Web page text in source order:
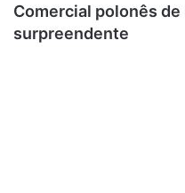
Comercial polonês
surpreendente